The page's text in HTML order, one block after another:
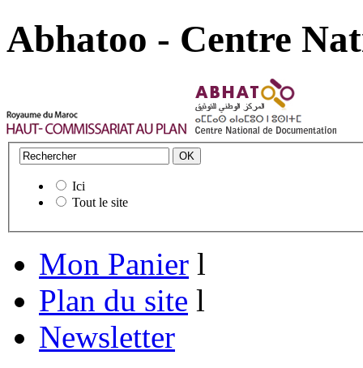
Abhatoo - Centre
Ici
Tout le site
Mon Panier l
Plan du site l
Newsletter